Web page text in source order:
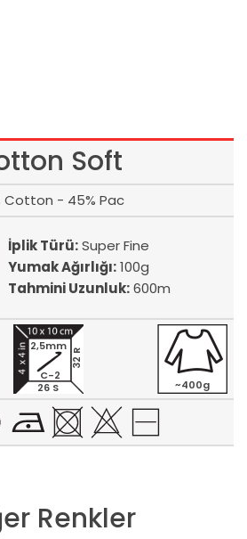
Soft
Cotton - 45% Pac
İplik Türü:Super Fine
Yumak Ağırlığı:100g
Tahmini Uzunluk:600m
26 S
32 R
2,5mm
C-2
~400g
Renkler